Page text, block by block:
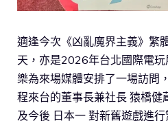
適逢今次《凶亂魔界主義》繁
天，亦是2026年台北國際電
樂為來場媒體安排了一場訪問
程來台的董事長兼社長 猿橋健
及今後 日本一 對新舊遊戲進